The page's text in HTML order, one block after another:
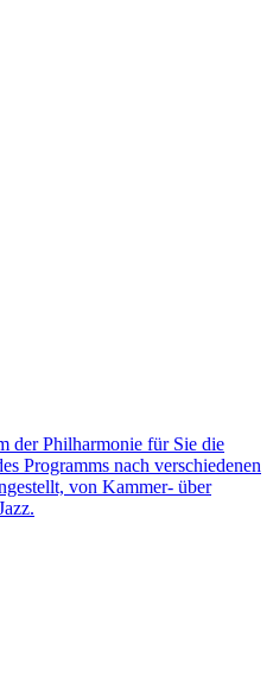
der Philharmonie für Sie die
Programms nach verschiedenen
von Kammer- über